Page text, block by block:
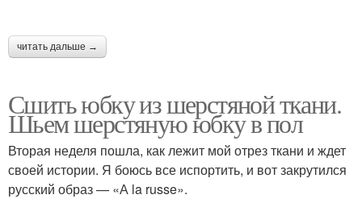
читать дальше →
Сшить юбку из шерстяной ткани.
Шьем шерстяную юбку в пол
Вторая неделя пошла, как лежит мой отрез ткани и ждет
своей истории. Я боюсь все испортить, и вот закрутился
русский образ — «А la russe».